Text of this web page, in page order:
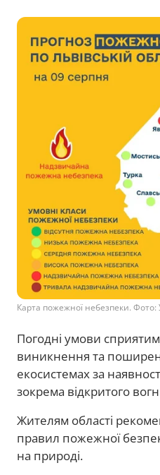
Карта пожежної небезпеки. Фото:
Погодні умови
виникнення та
екосистемах за
зокрема відкритого
Жителям області
правил пожежної
на природі.